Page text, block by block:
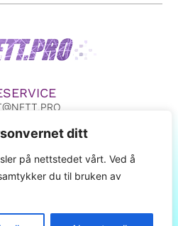
ditt
på nettstedet vårt. Ved å
du til bruken av
777